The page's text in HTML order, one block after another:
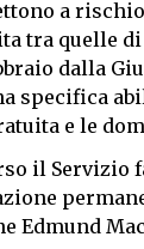
a
tra quelle
dalla
specifica
e le
il Servizio
Edmund